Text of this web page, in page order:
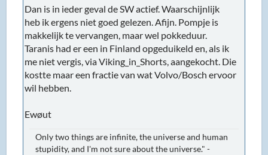
Dan is in ieder geval de SW actief. Waarschijnlijk
heb ik ergens niet goed gelezen. Afijn. Pompje is
makkelijk te vervangen, maar wel pokkeduur.
Taranis had er een in Finland opgeduikeld en, als ik
me niet vergis, via Viking_in_Shorts, aangekocht. Die
kostte maar een fractie van wat Volvo/Bosch ervoor
wil hebben.
Ewøut
Only two things are infinite, the universe and human
stupidity, and I'm not sure about the universe." -